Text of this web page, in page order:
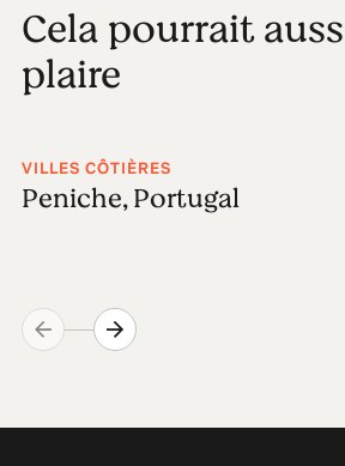
Cela pourrait
plaire
VILLES CÔTIÈRES
Peniche, Portugal